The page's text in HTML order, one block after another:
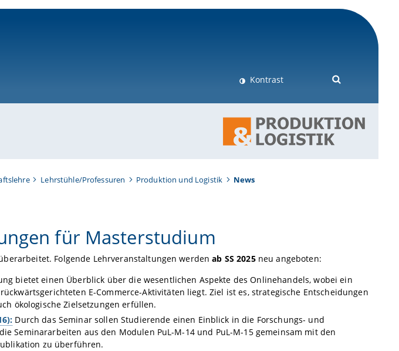
Kontrast
Lehrstühle/Professuren Produktion und Logistik
News
für Masterstudium
Folgende Lehrveranstaltungen werdenab SS 2025neu angeboten:
bietet einen Überblick über die wesentlichen Aspekte des Onlinehandels, wobei ein
E-Commerce-Aktivitäten liegt. Ziel ist es, strategische Entscheidungen
ökologische Zielsetzungen erfüllen.
Durch das Seminar sollen Studierende einen Einblick in die Forschungs- und
Seminararbeiten aus den Modulen PuL-M-14 und PuL-M-15 gemeinsam mit den
zu überführen.